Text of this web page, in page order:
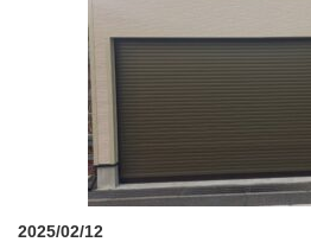
2025/02/12